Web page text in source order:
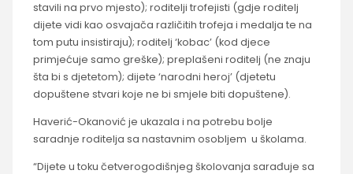
stavili na prvo mjesto); roditelji trofejisti (gdje roditelj
dijete vidi kao osvajača različitih trofeja i medalja te na
tom putu insistiraju); roditelj ‘kobac’ (kod djece
primjećuje samo greške); preplašeni roditelj (ne znaju
šta bi s djetetom); dijete ‘narodni heroj’ (djetetu
dopuštene stvari koje ne bi smjele biti dopuštene).
Haverić-Okanović je ukazala i na potrebu bolje
saradnje roditelja sa nastavnim osobljem u školama.
“Dijete u toku četverogodišnjeg školovanja sarađuje sa